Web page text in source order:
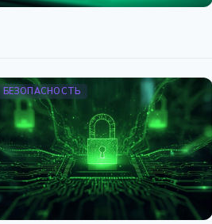
БЕЗОПАСНОСТЬ